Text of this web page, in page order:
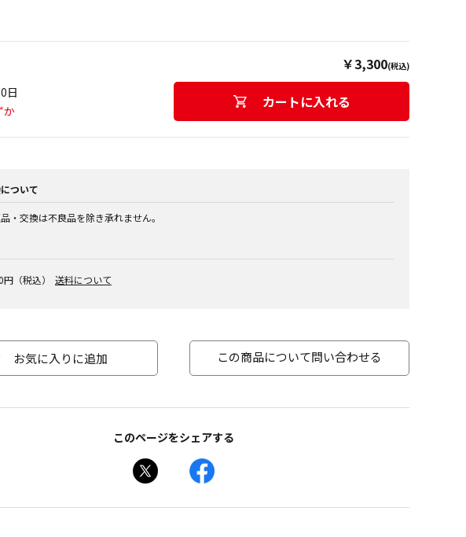
￥3,300(税込)
日
か
カートに入れる
ついて
・交換は不良品を除き承れません。
（税込） 送料について
お気に入りに追加 この商品について問い合わせる
このページをシェアする